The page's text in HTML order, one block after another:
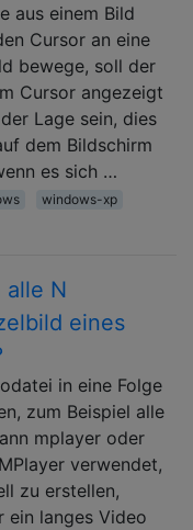
aus einem Bild
Cursor an eine
bewege, soll der
Cursor angezeigt
Lage sein, dies
dem Bildschirm
es sich …
windows-xp
alle N
eines
in eine Folge
zum Beispiel alle
mplayer oder
verwendet,
zu erstellen,
ein langes Video